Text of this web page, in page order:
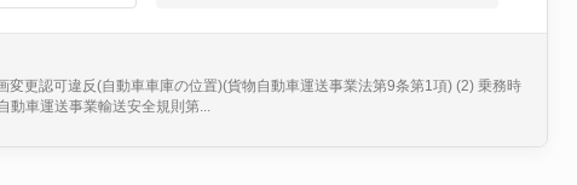
更認可違反(自動車車庫の位置)(貨物自動車運送事業法第9条第1項) (2) 乗務時
動車運送事業輸送安全規則第...